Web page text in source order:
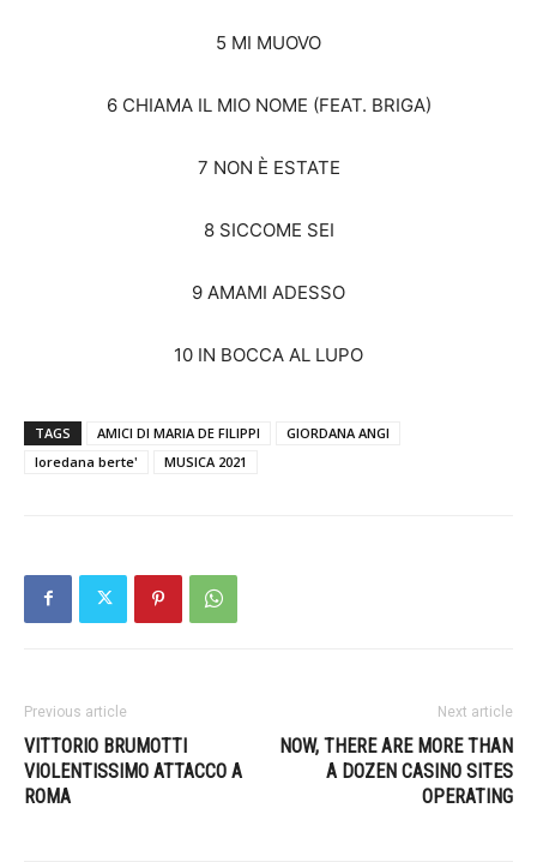
5 MI MUOVO
6 CHIAMA IL MIO NOME (FEAT. BRIGA)
7 NON È ESTATE
8 SICCOME SEI
9 AMAMI ADESSO
10 IN BOCCA AL LUPO
TAGS AMICI DI MARIA DE FILIPPI
GIORDANA ANGI
loredana berte'
MUSICA 2021
Previous article
VITTORIO BRUMOTTI
VIOLENTISSIMO ATTACCO A
ROMA
Next article
NOW, THERE ARE MORE THAN
A DOZEN CASINO SITES
OPERATING